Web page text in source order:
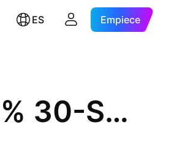
ES Empiece
Bausch Health Companies Inc. 11.0% 30-SEP-2028